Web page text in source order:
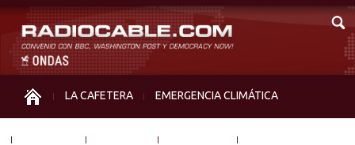
LA CAFETERA EMERGENCIA CLIMÁTICA